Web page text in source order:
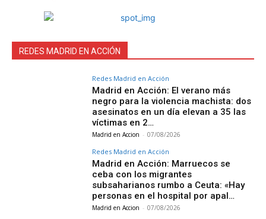
REDES MADRID EN ACCIÓN
Redes Madrid en Acción
Madrid en Acción: El verano más
negro para la violencia machista: dos
asesinatos en un día elevan a 35 las
víctimas en 2…
Madrid en Accion - 07/08/2026
Redes Madrid en Acción
Madrid en Acción: Marruecos se
ceba con los migrantes
subsaharianos rumbo a Ceuta: «Hay
personas en el hospital por apal…
Madrid en Accion - 07/08/2026